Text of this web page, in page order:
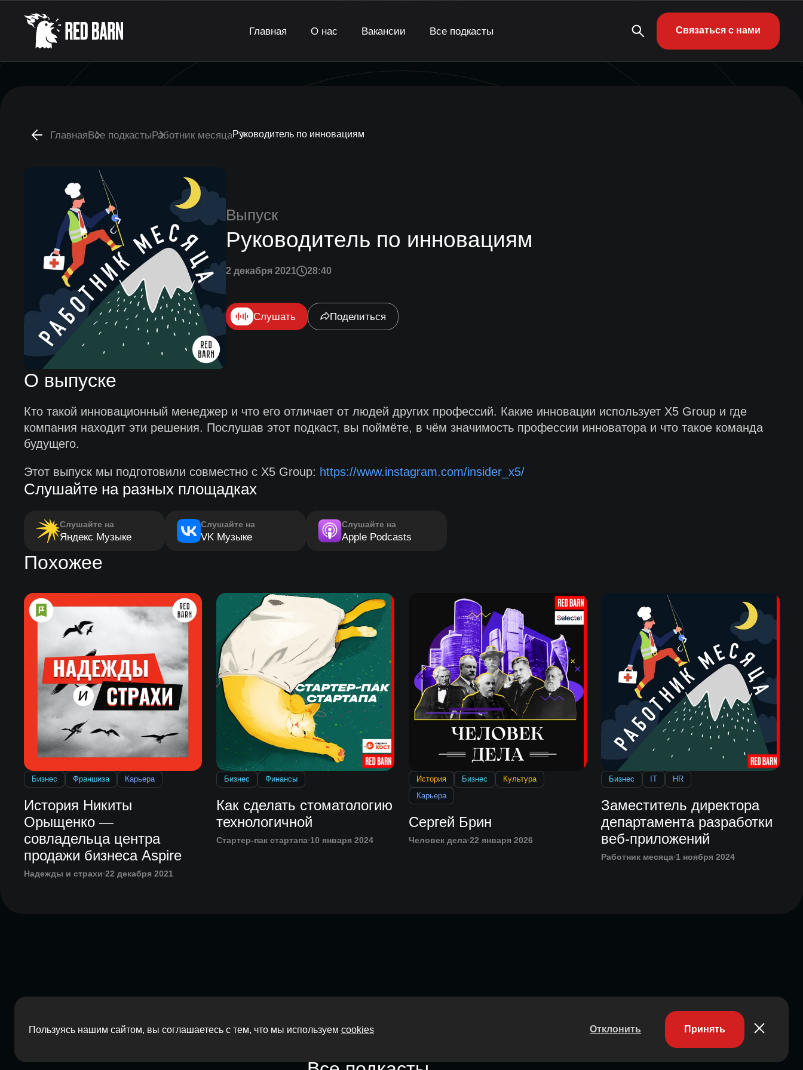
Главная О нас Вакансии Все подкасты Связаться с нами
ГлавнаяВсе подкастыРаботник месяцаРуководитель по инновациям
Выпуск
Руководитель по инновациям
2 декабря 2021 28:40
Слушать Поделиться
О выпуске
Кто такой инновационный менеджер и что его отличает от людей других профессий. Какие инновации использует Х5 Group и где
компания находит эти решения. Послушав этот подкаст, вы поймёте, в чём значимость профессии инноватора и что такое команда
будущего.
Этот выпуск мы подготовили совместно с Х5 Group: https://www.instagram.com/insider_x5/
Слушайте на разных площадках
Слушайте на
Яндекс Музыке
Слушайте на
VK Музыке
Слушайте на
Apple Podcasts
Похожее
Бизнес Франшиза Карьера
История Никиты
Орыщенко —
совладельца центра
продажи бизнеса Aspire
Надежды и страхи 22 декабря 2021
Бизнес Финансы
Как сделать стоматологию
технологичной
Стартер-пак стартапа 10 января 2024
История Бизнес
Культура
Карьера
Сергей Брин
Человек дела 22 января 2026
Бизнес IT HR
Заместитель директора
департамента разработки
веб-приложений
Работник месяца 1 ноября 2024
Главная
Пользуясь нашим сайтом, вы соглашаетесь с тем, что мы используем cookies Отклонить Принять